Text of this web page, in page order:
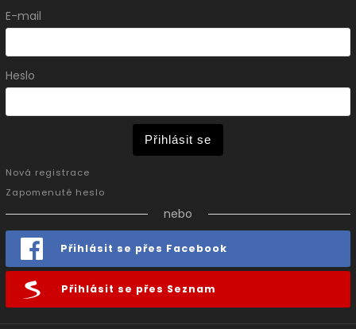
E-mail
Heslo
Přihlásit se
Nová registrace
Zapomenuté heslo
nebo
Přihlásit se přes Facebook
Přihlásit se přes Seznam